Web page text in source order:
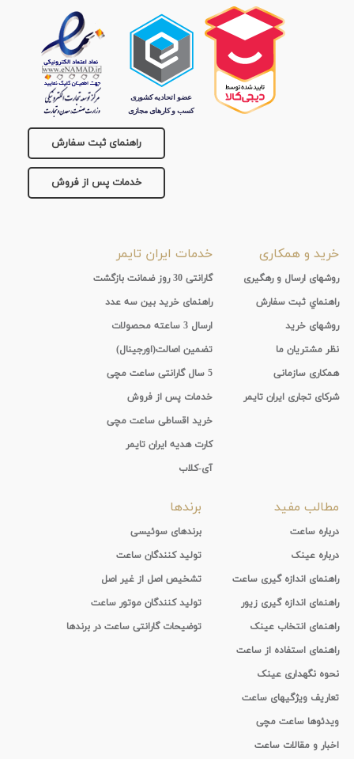
راهنمای ثبت سفارش
خدمات پس از فروش
خرید و همکاری
روشهای ارسال و رهگیری
راهنماي ثبت سفارش
روشهای خرید
نظر مشتریان ما
همکاری سازمانی
شرکای تجاری ایران تایمر
خدمات ایران تایمر
گارانتی 30 روز ضمانت بازگشت
راهنمای خرید بین سه عدد
ارسال 3 ساعته محصولات
تضمین اصالت(اورجینال)
5 سال گارانتی ساعت مچی
خدمات پس از فروش
خرید اقساطی ساعت مچی
کارت هدیه ایران تایمر
آی-کلاب
مطالب مفید
درباره ساعت
درباره عینک
راهنمای اندازه گیری ساعت
راهنمای اندازه گیری زیور
راهنمای انتخاب عینک
راهنمای استفاده از ساعت
نحوه نگهداری عینک
تعاریف ویژگیهای ساعت
ویدئوها ساعت مچی
اخبار و مقالات ساعت
برندها
برندهای سوئیسی
تولید کنندگان ساعت
تشخیص اصل از غیر اصل
تولید کنندگان موتور ساعت
توضیحات گارانتی ساعت در برندها